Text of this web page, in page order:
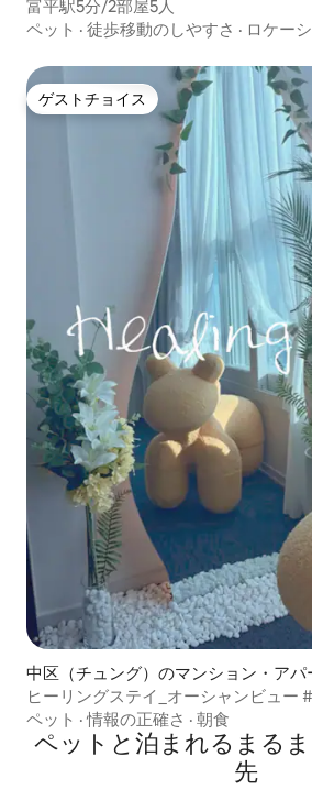
富平駅5分/2部屋5人
ペット · 徒歩移動のしやすさ · ロケー
ゲストチョイス
ゲストチョイス
中区（チュング）のマンション・アパ
ヒーリングステイ_オーシャンビュー
ルミド #チャイナタウン
ペット ·情報の正確さ · 朝食
ペットと泊まれるまる
先